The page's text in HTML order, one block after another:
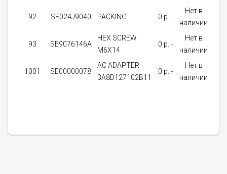
92 SE024J9040 PACKING 0 p. -
Нет в
наличии
93 SE9076146A
HEX SCREW
M6X14
0 p. -
Нет в
наличии
1001 SE00000078
AC ADAPTER
3A8D127102B11
0 p. -
Нет в
наличии